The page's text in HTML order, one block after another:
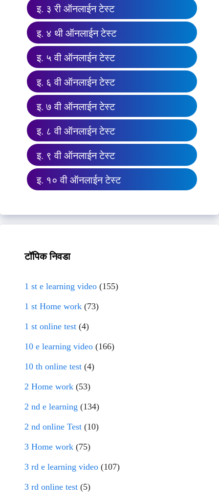
इ. ३ री ऑनलाईन टेस्ट
इ. ४ थी ऑनलाईन टेस्ट
इ. ५ वी ऑनलाईन टेस्ट
इ. ६ वी ऑनलाईन टेस्ट
इ. ७ वी ऑनलाईन टेस्ट
इ. ८ वी ऑनलाईन टेस्ट
इ. ९ वी ऑनलाईन टेस्ट
इ. १० वी ऑनलाईन टेस्ट
टॉपिक निवडा
1 st e learning video (155)
1 st Home work (73)
1 st online test (4)
10 e learning video (166)
10 th online test (4)
2 Home work (53)
2 nd e learning (134)
2 nd online Test (10)
3 Home work (75)
3 rd e learning video (107)
3 rd online test (5)